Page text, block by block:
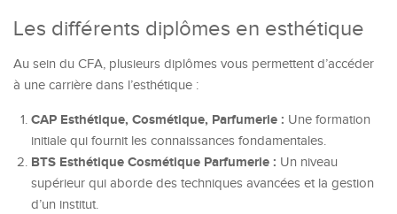
Les différents diplômes en esthétique
Au sein du CFA, plusieurs diplômes vous permettent d’accéder
à une carrière dans l’esthétique :
CAP Esthétique, Cosmétique, Parfumerie : Une formation
initiale qui fournit les connaissances fondamentales.
BTS Esthétique Cosmétique Parfumerie : Un niveau
supérieur qui aborde des techniques avancées et la gestion
d’un institut.